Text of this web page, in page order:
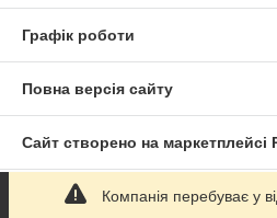
Графік роботи
Повна версія сайту
Сайт створено на маркетплейсі
Політика конфіденційності
Компанія перебуває у